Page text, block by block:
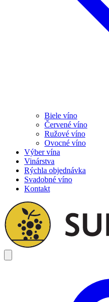
Biele víno
Červené víno
Ružové víno
Ovocné víno
Výber vína
Vinárstva
Rýchla objednávka
Svadobné víno
Kontakt